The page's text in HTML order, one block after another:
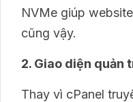
NVMe giúp
cũng vậy.
2. Giao diện quản
Thay vì cPanel